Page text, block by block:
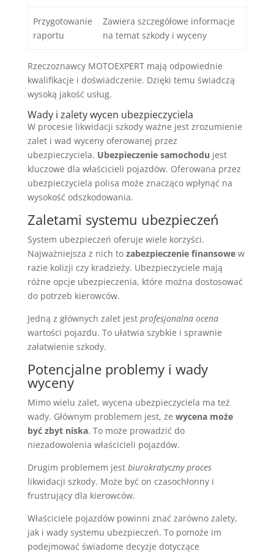
Przygotowanie
raportu
Zawiera szczegółowe informacje
na temat szkody i wyceny
Rzeczoznawcy MOTOEXPERT mają odpowiednie
kwalifikacje i doświadczenie. Dzięki temu świadczą
wysoką jakość usług.
Wady i zalety wycen ubezpieczyciela
W procesie likwidacji szkody ważne jest zrozumienie
zalet i wad wyceny oferowanej przez
ubezpieczyciela. Ubezpieczenie samochodu jest
kluczowe dla właścicieli pojazdów. Oferowana przez
ubezpieczyciela polisa może znacząco wpłynąć na
wysokość odszkodowania.
Zaletami systemu ubezpieczeń
System ubezpieczeń oferuje wiele korzyści.
Najważniejsza z nich to zabezpieczenie finansowew
razie kolizji czy kradzieży. Ubezpieczyciele mają
różne opcje ubezpieczenia, które można dostosować
do potrzeb kierowców.
Jedną z głównych zalet jest profesjonalna ocena
wartości pojazdu. To ułatwia szybkie i sprawnie
załatwienie szkody.
Potencjalne problemy i wady
wyceny
Mimo wielu zalet, wycena ubezpieczyciela ma też
wady. Głównym problemem jest, że wycena może
być zbyt niska. To może prowadzić do
niezadowolenia właścicieli pojazdów.
Drugim problemem jest biurokratyczny proces
likwidacji szkody. Może być on czasochłonny i
frustrujący dla kierowców.
Właściciele pojazdów powinni znać zarówno zalety,
jak i wady systemu ubezpieczeń. To pomoże im
podejmować świadome decyzje dotyczące